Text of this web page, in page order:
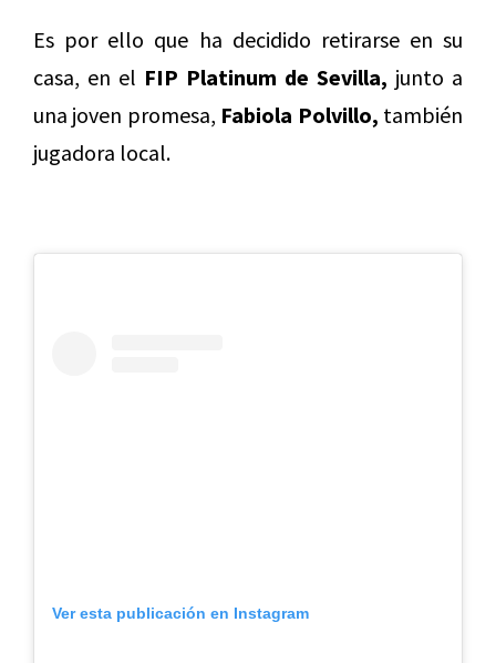
Es por ello que ha decidido retirarse en su
casa, en el FIP Platinum de Sevilla, junto a
una joven promesa, Fabiola Polvillo, también
jugadora local.
Ver esta publicación en Instagram